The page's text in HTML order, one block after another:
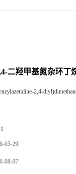
二羟甲基氮杂环丁
2,4-
05-29
08-07